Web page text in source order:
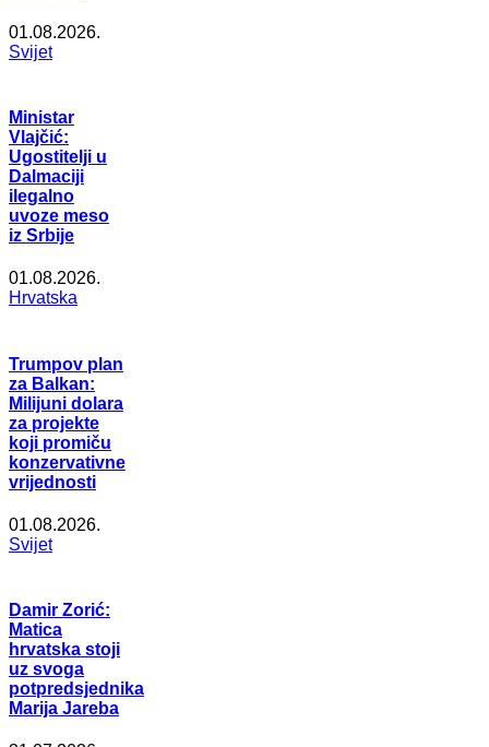
01.08.2026.
Svijet
Ministar
Vlajčić:
Ugostitelji u
Dalmaciji
ilegalno
uvoze meso
iz Srbije
01.08.2026.
Hrvatska
Trumpov plan
za Balkan:
Milijuni dolara
za projekte
koji promiču
konzervativne
vrijednosti
01.08.2026.
Svijet
Damir Zorić:
Matica
hrvatska stoji
uz svoga
potpredsjednika
Marija Jareba